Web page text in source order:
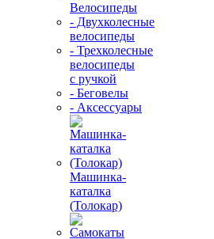
Велосипеды
- Двухколесные
велосипеды
- Трехколесные
велосипеды
с ручкой
- Беговелы
- Аксессуары
Машинка-
каталка
(Толокар)